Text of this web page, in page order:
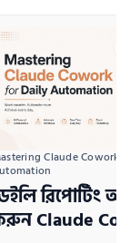
Claude Cowork
রিপোর্টিং
Claude